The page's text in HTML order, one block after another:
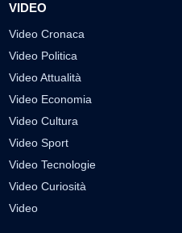
VIDEO
Video Cronaca
Video Politica
Video Attualità
Video Economia
Video Cultura
Video Sport
Video Tecnologie
Video Curiosità
Video